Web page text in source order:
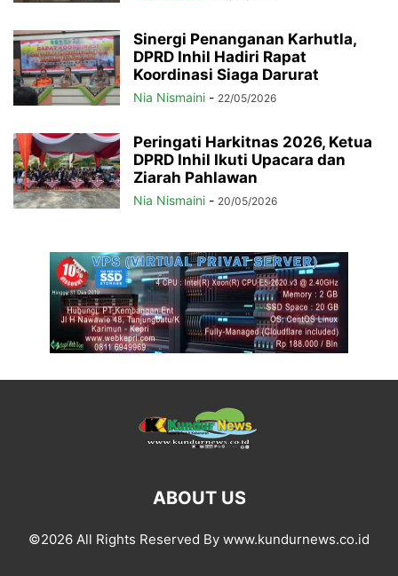
Sinergi Penanganan Karhutla,
DPRD Inhil Hadiri Rapat
Koordinasi Siaga Darurat
Nia Nismaini - 22/05/2026
Peringati Harkitnas 2026, Ketua
DPRD Inhil Ikuti Upacara dan
Ziarah Pahlawan
Nia Nismaini - 20/05/2026
ABOUT US
©2026 All Rights Reserved By www.kundurnews.co.id